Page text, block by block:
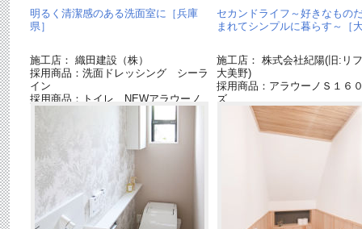
明るく清潔感のある洗面室に［兵庫
県］
施工店： 織田建設（株）
採用商品：洗面ドレッシング シーラ
イン
採用商品：トイレ NEWアラウーノ
セカンドライフ～好きなもの
まれてシンプルに暮らす～［
施工店： 株式会社紀陽(旧:リ
大美野)
採用商品：アラウーノＳ１６
ズ